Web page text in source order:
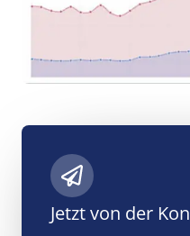
Jetzt von der